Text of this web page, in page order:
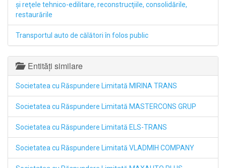
şi reţele tehnico-edilitare, reconstrucţiile, consolidările,
restaurările
Transportul auto de călători în folos public
Entități similare
Societatea cu Răspundere Limitată MIRINA TRANS
Societatea cu Răspundere Limitată MASTERCONS GRUP
Societatea cu Răspundere Limitată ELS-TRANS
Societatea cu Răspundere Limitată VLADMIH COMPANY